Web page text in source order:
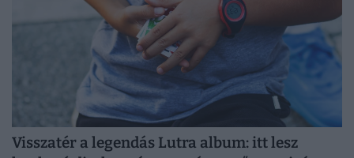
Visszatér a legendás Lutra album: itt lesz